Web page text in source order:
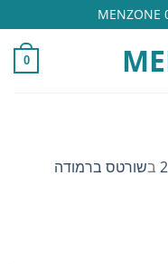
0
בשורטס ברמודה